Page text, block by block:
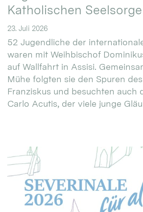
Katholischen
23. Juli 2026
52 Jugendliche der
waren mit Weihbischof
auf Wallfahrt in Assisi.
Mühe folgten sie den Spuren
Franziskus und besuchten auch
Carlo Acutis, der viele junge